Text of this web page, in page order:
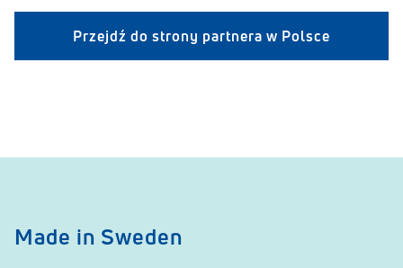
Przejdź do strony partnera w Polsce
Made in Sweden